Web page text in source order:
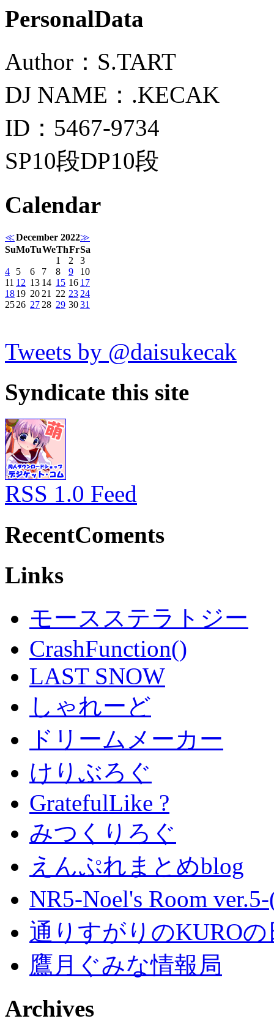
PersonalData
Author：S.TART
DJ NAME：.KECAK
ID：5467-9734
SP10段DP10段
Calendar
≪December 2022≫
SuMoTuWeThFrSa
1
2
3
4
5 6 7 8 9
10
11 12 13 14 15 16 17
1819 20 21 22 23 24
2526 27 28 29 3031
Tweets by @daisukecak
Syndicate this site
RSS 1.0 Feed
RecentComents
Links
モースステラトジー
CrashFunction()
LAST SNOW
しゃれーど
ドリームメーカー
けりぶろぐ
GratefulLike ?
みつくりろぐ
えんぷれまとめblog
NR5-Noel's Room
通りすがりのKURO
鷹月ぐみな情報局
Archives